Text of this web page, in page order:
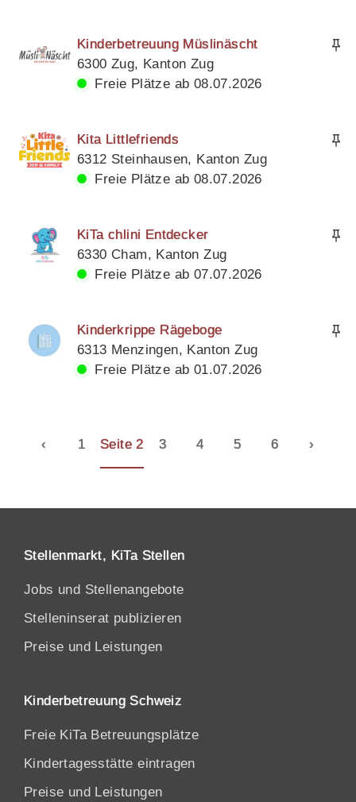
Kinderbetreuung Müslinäscht
6300 Zug, Kanton Zug
Freie Plätze ab 08.07.2026
Kita Littlefriends
6312 Steinhausen, Kanton Zug
Freie Plätze ab 08.07.2026
KiTa chlini Entdecker
6330 Cham, Kanton Zug
Freie Plätze ab 07.07.2026
Kinderkrippe Rägeboge
6313 Menzingen, Kanton Zug
Freie Plätze ab 01.07.2026
‹ 1 Seite 2 3 4 5 6 ›
Stellenmarkt, KiTa Stellen
Jobs und Stellenangebote
Stelleninserat publizieren
Preise und Leistungen
Kinderbetreuung Schweiz
Freie KiTa Betreuungsplätze
Kindertagesstätte eintragen
Preise und Leistungen